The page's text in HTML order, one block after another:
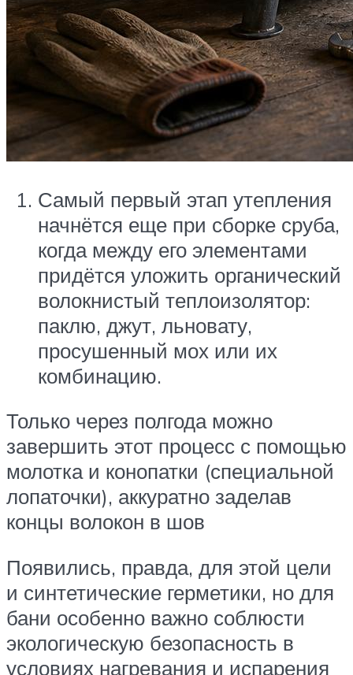
Самый первый этап утепления
начнётся еще при сборке сруба,
когда между его элементами
придётся уложить органический
волокнистый теплоизолятор:
паклю, джут, льновату,
просушенный мох или их
комбинацию.
Только через полгода можно
завершить этот процесс с помощью
молотка и конопатки (специальной
лопаточки), аккуратно заделав
концы волокон в шов
Появились, правда, для этой цели
и синтетические герметики, но для
бани особенно важно соблюсти
экологическую безопасность в
условиях нагревания и испарения